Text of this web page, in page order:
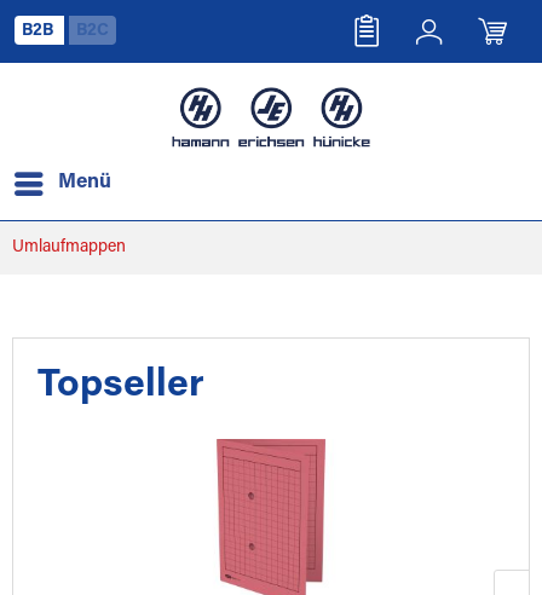
B2B B2C
Menü
Umlaufmappen
Topseller